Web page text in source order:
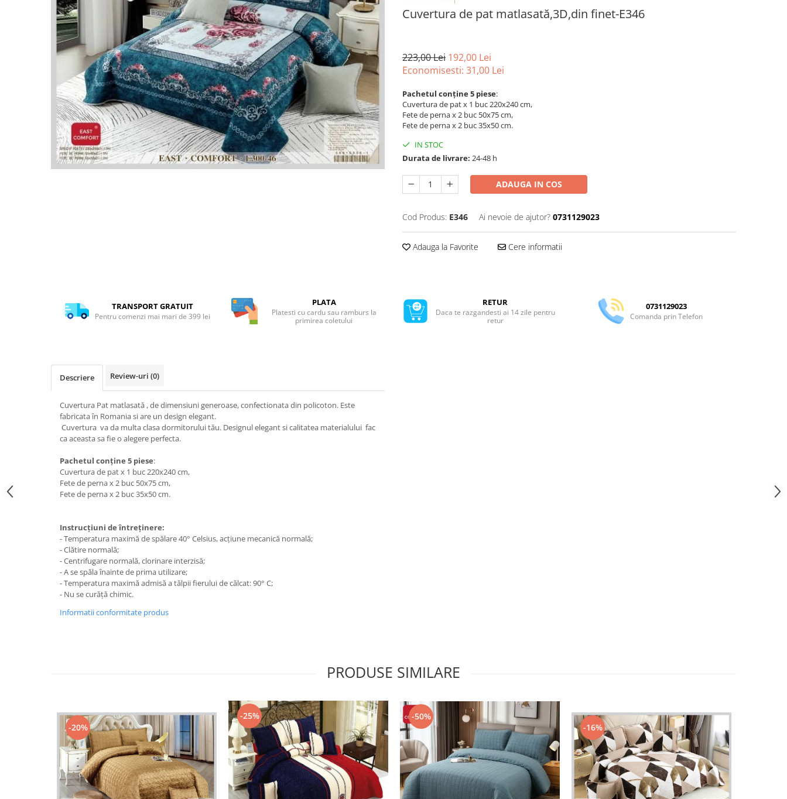
Lenjerii de pat Bumbac Poplin
Lenjerii de pat Catifea
Lenjerii de pat Damasc
Lenjerii de pat Finet + 2 Draperii
Lenjerii de pat Finet cu PLIURI
Lenjerii de pat finet Home
Lenjerii de pat Saten 4 piese cu
Cuvertura de pat matlasată,3D,din finet-E346
223,00 Lei 192,00 Lei
Economisesti: 31,00 Lei
Pachetul conține 5 piese:
Cuvertura de pat x 1 buc 220x240 cm,
Fete de perna x 2 buc 50x75 cm,
Fete de perna x 2 buc 35x50 cm.
IN STOC
Durata de livrare: 24-48 h
ADAUGA IN COS
Cod Produs: E346 Ai nevoie de ajutor? 0731129023
Adauga la Favorite Cere informatii
TRANSPORT GRATUIT
Pentru comenzi mai mari de 399 lei
PLATA
Platesti cu cardu sau ramburs la
primirea coletului
RETUR
Daca te razgandesti ai 14 zile pentru
retur
0731129023
Comanda prin Telefon
Descriere Review-uri (0)
Cuvertura Pat matlasată , de dimensiuni generoase, confectionata din policoton. Este
fabricata în Romania si are un design elegant.
Cuvertura va da multa clasa dormitorului tău. Designul elegant si calitatea materialului fac
ca aceasta sa fie o alegere perfecta.
Pachetul conține 5 piese:
Cuvertura de pat x 1 buc 220x240 cm,
Fete de perna x 2 buc 50x75 cm,
Fete de perna x 2 buc 35x50 cm.
Instrucțiuni de întreținere:
- Temperatura maximă de spălare 40° Celsius, acțiune mecanică normală;
- Clătire normală;
- Centrifugare normală, clorinare interzisă;
- A se spăla înainte de prima utilizare;
- Temperatura maximă admisă a tălpii fierului de călcat: 90° C;
- Nu se curăță chimic.
Informatii conformitate produs
PRODUSE SIMILARE
-20%
-25% -50%
-16%